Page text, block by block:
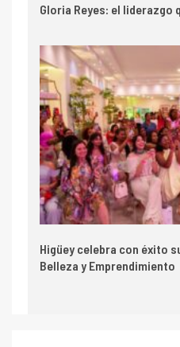
Gloria Reyes: el liderazgo
Higüey celebra con éxito
Belleza y Emprendimiento